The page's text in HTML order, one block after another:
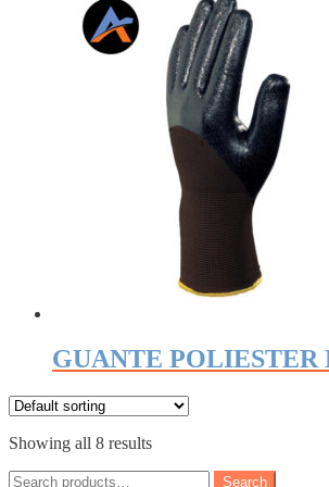
GUANTE
Showing all 8 results
Search
Search